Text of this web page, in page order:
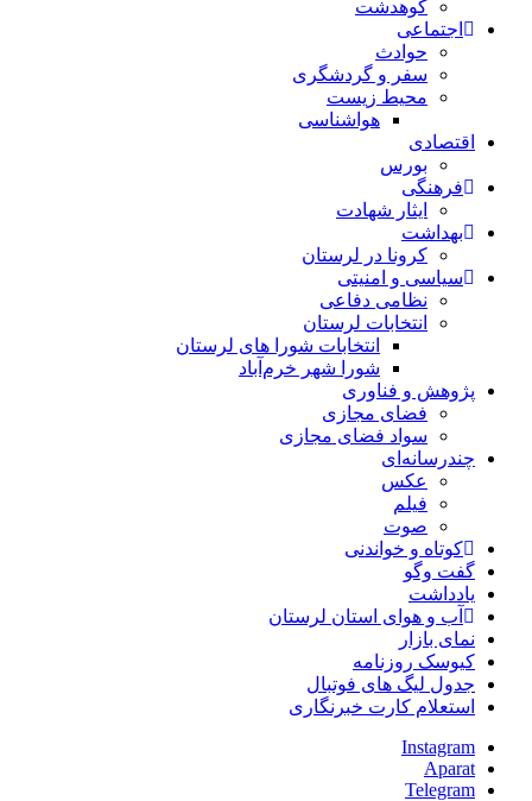
کوهدشت
اجتماعی
حوادث
سفر و گردشگری
محیط زیست
هواشناسی
اقتصادی
بورس
فرهنگی
ایثار شهادت
بهداشت
کرونا در لرستان
سیاسی و امنیتی
نظامی دفاعی
انتخابات لرستان
انتخابات شورا های لرستان
شورا شهر خرم‌آباد
پژوهش و فناوری
فضای مجازی
سواد فضای مجازی
چندرسانه‌ای
عكس
فیلم
صوت
کوتاه و خواندنی
گفت وگو
یادداشت
آب و هوای استان لرستان
نمای بازار
کیوسک روزنامه
جدول لیگ های فوتبال
استعلام کارت خبرنگاری
Instagram
Aparat
Telegram